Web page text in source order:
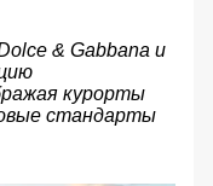
& Gabbana и
курорты
стандарты